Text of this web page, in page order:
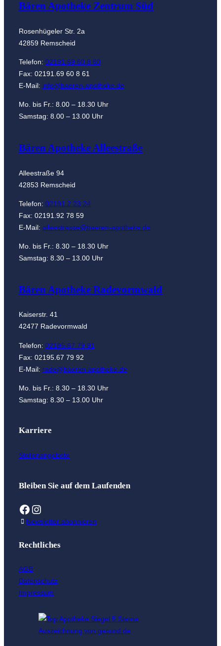
Bären Apotheke Zentrum Süd
Rosenhügeler Str. 2a
42859 Remscheid
Telefon: 02191.69 60 8 60
Fax: 02191.69 60 8 61
E-Mail: info@baeren-apotheke.de
Mo. bis Fr.: 8.00 – 18.30 Uhr
Samstag: 8.00 – 13.00 Uhr
Bären Apotheke Alleestraße
Alleestraße 94
42853 Remscheid
Telefon: 02191.2 23 24
Fax: 02191.92 78 59
E-Mail: alleestrasse@baeren-apotheke.de
Mo. bis Fr.: 8.30 – 18.30 Uhr
Samstag: 8.30 – 13.00 Uhr
Bären Apotheke Radevormwald
Kaiserstr. 41
42477 Radevormwald
Telefon: 02195.67 79 91
Fax: 02195.67 79 92
E-Mail: rade@baeren-apotheke.de
Mo. bis Fr.: 8.30 – 18.30 Uhr
Samstag: 8.30 – 13.00 Uhr
Karriere
Stellenangebote
Bleiben Sie auf dem Laufenden
Facebook
Instagram
Newsletter abonnieren
Rechtliches
AGB
Datenschutz
Impressum